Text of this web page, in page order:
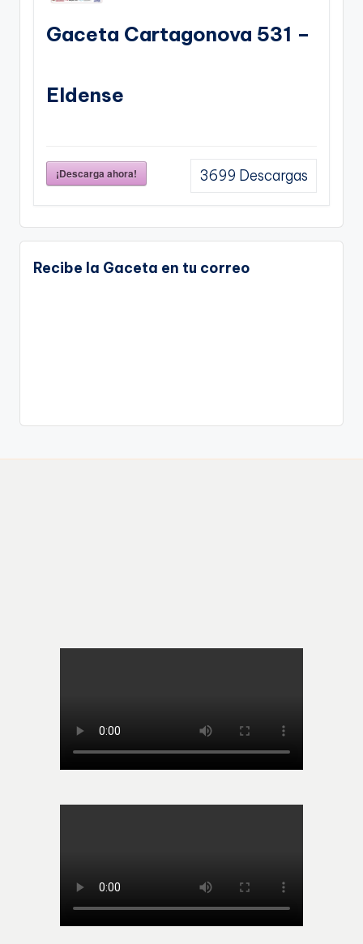
Gaceta Cartagonova 531 –
Eldense
¡Descarga ahora! 3699 Descargas
Recibe la Gaceta en tu correo